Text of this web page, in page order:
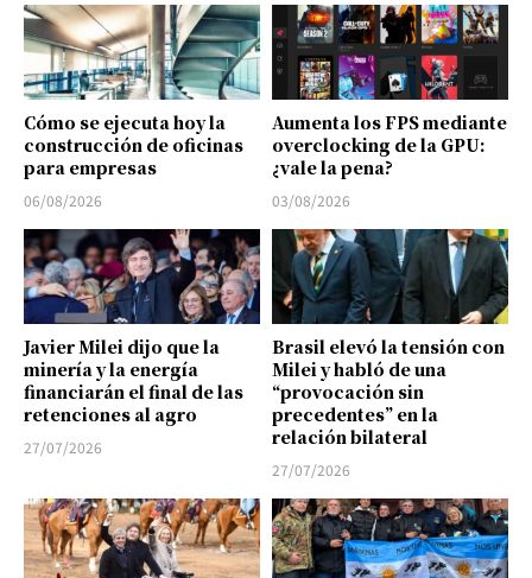
Cómo se ejecuta hoy la
construcción de oficinas
para empresas
06/08/2026
Aumenta los FPS mediante
overclocking de la GPU:
¿vale la pena?
03/08/2026
Javier Milei dijo que la
minería y la energía
financiarán el final de las
retenciones al agro
27/07/2026
Brasil elevó la tensión con
Milei y habló de una
“provocación sin
precedentes” en la
relación bilateral
27/07/2026